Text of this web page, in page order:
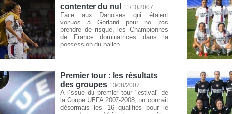
contenter du nul
11/10/2007
Face aux Danoises qui étaient
venues à Gerland pour ne pas
prendre de risque, les Championnes
de France dominatrices dans la
possession du ballon...
Premier tour : les résultats
des groupes 13/08/2007
A l'issue du premier tour "estival" de
la Coupe UEFA 2007-2008, on connait
désormais les 16 qualifiés pour le